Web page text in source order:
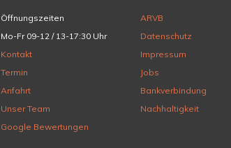
Öffnungszeiten
Mo-Fr 09-12 / 13-17:30 Uhr
Kontakt
Termin
Anfahrt
Unser Team
Google Bewertungen
ARVB
Datenschutz
Impressum
Jobs
Bankverbindung
Nachhaltigkeit